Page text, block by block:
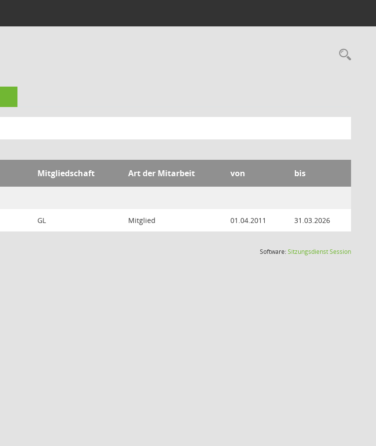
Mitgliedschaft Art der Mitarbeit von bis
GL Mitglied 01.04.2011 31.03.2026
Software:SitzungsdienstSession(Wird in